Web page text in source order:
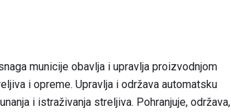
municije obavlja i upravlja proizvodnjom
i opreme. Upravlja i održava automatsku
i istraživanja streljiva. Pohranjuje, održava,